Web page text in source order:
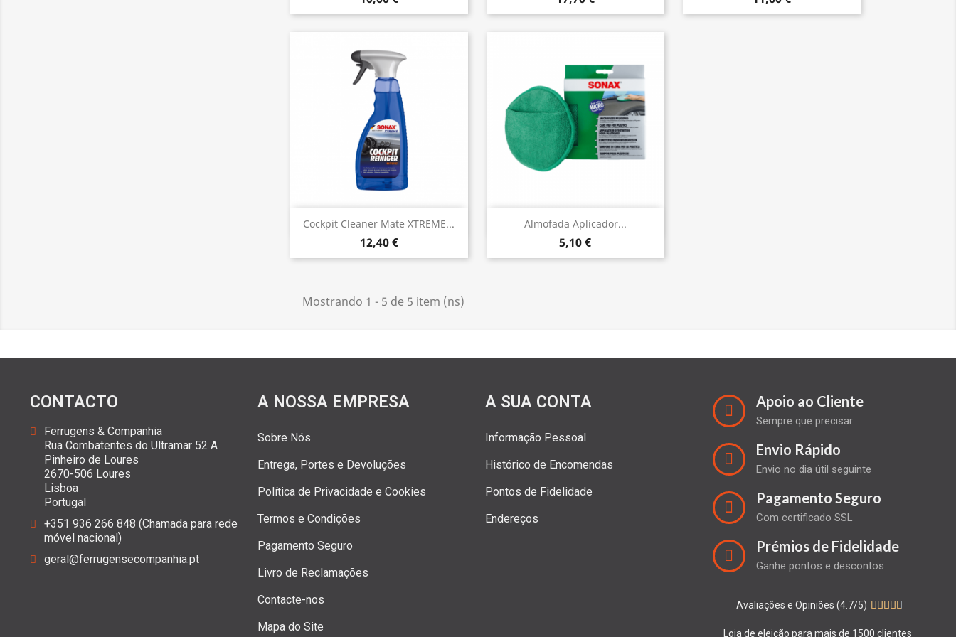
Cockpit Cleaner Mate XTREME...
12,40 €
Vista rápida Almofada Aplicador...
5,10 €
Vista rápida
Mostrando 1 - 5 de 5 item (ns)
CONTACTO
Ferrugens & Companhia
Rua Combatentes do Ultramar 52 A
Pinheiro de Loures
2670-506 Loures
Lisboa
Portugal
+351 936 266 848 (Chamada para rede
móvel nacional)
geral@ferrugensecompanhia.pt
A NOSSA EMPRESA
Sobre Nós
Entrega, Portes e Devoluções
Política de Privacidade e Cookies
Termos e Condições
Pagamento Seguro
Livro de Reclamações
Contacte-nos
Mapa do Site
A SUA CONTA
Informação Pessoal
Histórico de Encomendas
Pontos de Fidelidade
Endereços
Apoio ao Cliente
Sempre que precisar
Envio Rápido
Envio no dia útil seguinte
Pagamento Seguro
Com certificado SSL
Prémios de Fidelidade
Ganhe pontos e descontos
Avaliações e Opiniões (4.7/5)     
Loja de eleição para mais de 1500 clientes